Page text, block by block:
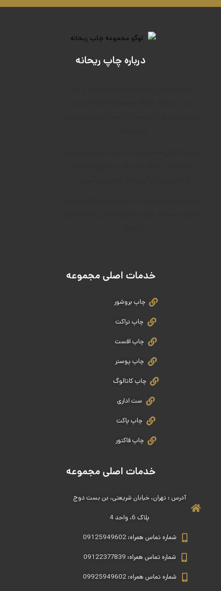
درباره چاپ ریحانه
خدمات اصلی مجموعه
چاپ بروشور
چاپ تراکت
چاپ افست
چاپ پوستر
چاپ کاتالوگ
ست اداری
چاپ پاکت
چاپ فاکتور
خدمات اصلی مجموعه
آدرس : تهران، خیابان شریعتی، بن بست دوج
پلاک 6، واحد 4
شماره تماس همراه: 09125949602
شماره تماس همراه: 09122377839
شماره تماس همراه: 09925949602